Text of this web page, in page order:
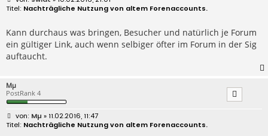
e
r
a
g
Nachträgliche Nutzung von altem Forenaccounts.
Kann durchaus was bringen, Besucher und natürlich je Forum
ein gültiger Link, auch wenn selbiger öfter im Forum in der Sig
auftaucht.
Mµ
PostRank 4
B
e
i
Mµ » 11.02.2016, 11:47
Nachträgliche Nutzung von altem Forenaccounts.